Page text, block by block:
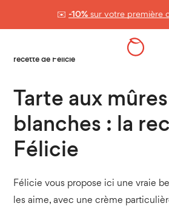
content
✉️ -10%sur votre première
Panier
> Tarte aux
recette de Félicie
Tarte aux mûres
blanches : la
Félicie
Félicie vous propose ici une vraie
les aime, avec une crème